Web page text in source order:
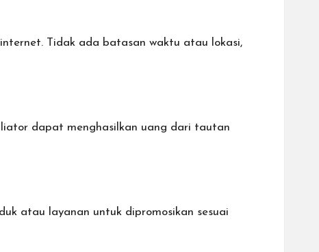
Tidak ada batasan waktu atau lokasi,
dapat menghasilkan uang dari tautan
atau layanan untuk dipromosikan sesuai